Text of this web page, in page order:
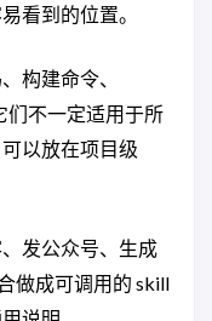
看到的位置。
构建命令、
不一定适用于所
以放在项目级
发公众号、生成
做成可调用的 skill